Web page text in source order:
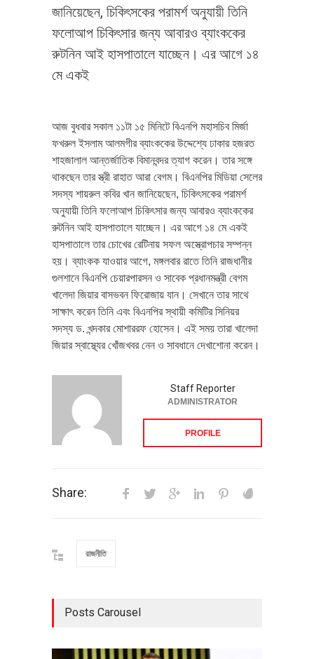
জানিয়েছেন, চিকিৎসকের পরামর্শ অনুযায়ী তিনি
ফলোআপ চিকিৎসার জন্য আবারও ব্যাংককের
রুটনিন আই হাসপাতালে যাচ্ছেন। এর আগে ১৪
মে একই
আজ বুধবার সকাল ১১টা ১৫ মিনিটে বিএনপি মহাসচিব মির্জা
ফখরুল ইসলাম আলমগীর ব্যাংককের উদ্দেশ্যে ঢাকার হজরত
শাহজালাল আন্তর্জাতিক বিমানবন্দর ত্যাগ করেন। তার সঙ্গে
থাকছেন তার স্ত্রী রাহাত আরা বেগম। বিএনপির মিডিয়া সেলের
সদস্য শায়রুল কবির খান জানিয়েছেন, চিকিৎসকের পরামর্শ
অনুযায়ী তিনি ফলোআপ চিকিৎসার জন্য আবারও ব্যাংককের
রুটনিন আই হাসপাতালে যাচ্ছেন। এর আগে ১৪ মে একই
হাসপাতালে তার চোখের রেটিনায় সফল অস্ত্রোপচার সম্পন্ন
হয়। ব্যাংকক যাওয়ার আগে, মঙ্গলবার রাতে তিনি রাজধানীর
গুলশানে বিএনপি চেয়ারপারসন ও সাবেক প্রধানমন্ত্রী বেগম
খালেদা জিয়ার বাসভবন ফিরোজায় যান। সেখানে তার সাথে
সাক্ষাৎ করেন তিনি এবং বিএনপির স্থায়ী কমিটির সিনিয়র
সদস্য ড. খন্দকার মোশাররফ হোসেন। এই সময় তারা খালেদা
জিয়ার স্বাস্থ্যের খোঁজখবর নেন ও সাবধানে দেখাশোনা করেন।
Staff Reporter
ADMINISTRATOR
PROFILE
Share:
রাজনীতি
Posts Carousel